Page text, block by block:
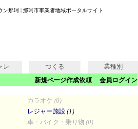
那珂 | 那珂市事業者地域ポータルサイト
レ つくる
業種別
新規ページ作成依頼
会員ログイン
カラオケ (0)
レジャー施設 (1)
車・バイク・乗り物 (0)